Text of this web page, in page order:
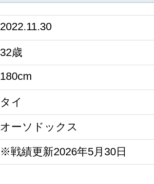
2022.11.30
32歳
180cm
タイ
オーソドックス
※戦績更新2026年5月30日